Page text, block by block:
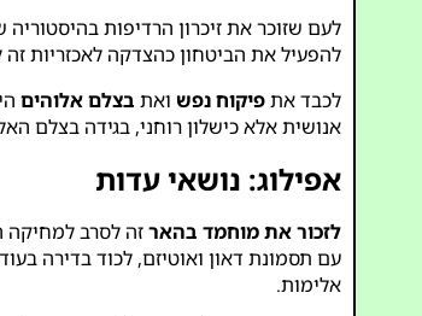
לעם שזוכר את זיכרון הרדיפות
להפעיל את הביטחון כהצדקה לאכזריות
לכבד אתפיקוח נפש ואת בצלם אלוהים
אנושית אלא כישלון רוחני, בגידה בצלם
אפילוג: נושאי עדות
לזכור את מוחמד בהארזה לסרב למחיקה
עם תסמונת דאון ואוטיזם, לכוד בדירה
אלימות.